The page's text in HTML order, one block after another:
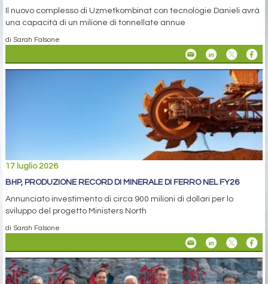
Il nuovo complesso di Uzmetkombinat con tecnologie Danieli avrà
una capacità di un milione di tonnellate annue
di Sarah Falsone
17 luglio 2026
BHP, PRODUZIONE RECORD DI MINERALE DI FERRO NEL FY26
Annunciato investimento di circa 900 milioni di dollari per lo
sviluppo del progetto Ministers North
di Sarah Falsone